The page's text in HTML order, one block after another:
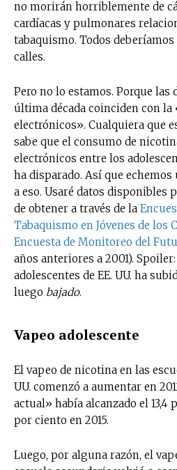
no morirán horriblemente de
cardíacas y pulmonares
tabaquismo. Todos
calles.
Pero no lo estamos. Porque
última década coinciden con
electrónicos». Cualquiera que
sabe que el consumo de
electrónicos entre los
ha disparado. Así que echemos
a eso. Usaré datos disponibles
de obtener a través de la
Tabaquismo en Jóvenes de los
Encuesta de Monitoreo del
años anteriores a 2001).
adolescentes de EE. UU. ha
luego bajado.
Vapeo adolescente
El vapeo de nicotina en las
UU. comenzó a aumentar en
actual» había alcanzado el 13,4
por ciento en 2015.
Luego, por alguna razón, el